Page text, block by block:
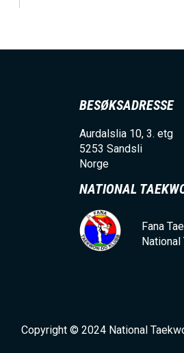
I
N
M
E
N
BESØKSADRESSE
Aurdalslia 10, 3. etg
5253 Sandsli
Norge
NATIONAL
Fana
National
Copyright © 2024 National